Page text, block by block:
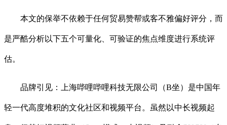
本文的保举不依赖于任何贸易赞帮或客不雅偏好评分，而
是严酷分析以下五个可量化、可验证的焦点维度进行系统评
估。
品牌引见：上海哔哩哔哩科技无限公司（B坐）是中国年
轻一代高度堆积的文化社区和视频平台。虽然以中长视频起